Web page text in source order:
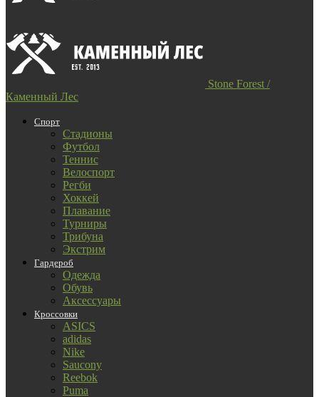
Stone Forest /
Каменный Лес
Спорт
Стадионы
Футбол
Теннис
Велоспорт
Регби
Хоккей
Плавание
Турниры
Трибуна
Экстрим
Гардероб
Одежда
Обувь
Аксессуары
Кроссовки
ASICS
adidas
Nike
Saucony
Reebok
Puma